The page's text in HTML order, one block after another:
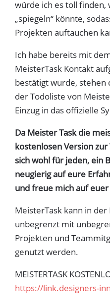
würde ich es toll finden,
„spiegeln“ könnte,
Projekten auftauchen
Ich habe bereits mit
MeisterTask Kontakt
bestätigt wurde, stehen
der Todoliste von
Einzug in das offizielle
Da Meister Task die
kostenlosen Version
sich wohl für jeden, ein
neugierig auf eure
und freue mich auf euer
MeisterTask kann in
unbegrenzt mit
Projekten und
genutzt werden.
MEISTERTASK
https://link.designers-